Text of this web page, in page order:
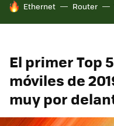
HOY SE HABLA DE
Ethernet Router
El primer Top
móviles de
muy por